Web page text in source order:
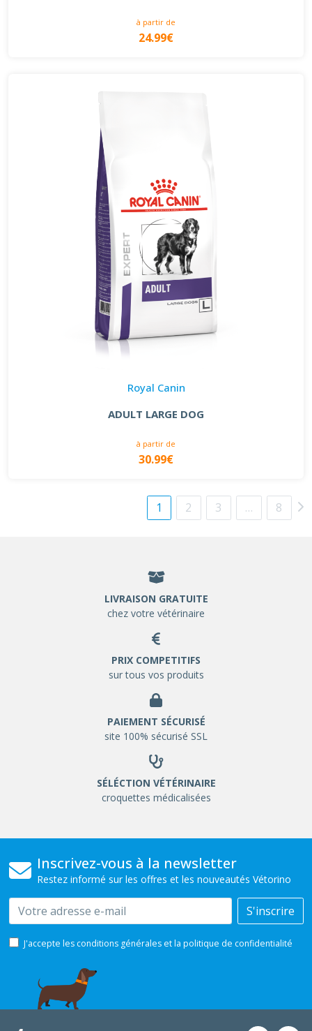
à partir de
24.99€
Royal Canin
ADULT LARGE DOG
à partir de
30.99€
1 2 3 … 8
LIVRAISON GRATUITE
chez votre vétérinaire
PRIX COMPETITIFS
sur tous vos produits
PAIEMENT SÉCURISÉ
site 100% sécurisé SSL
SÉLÉCTION VÉTÉRINAIRE
croquettes médicalisées
Inscrivez-vous à la newsletter
Restez informé sur les offres et les nouveautés Vétorino
Email S'inscrire
J'accepte les conditions générales et la politique de confidentialité